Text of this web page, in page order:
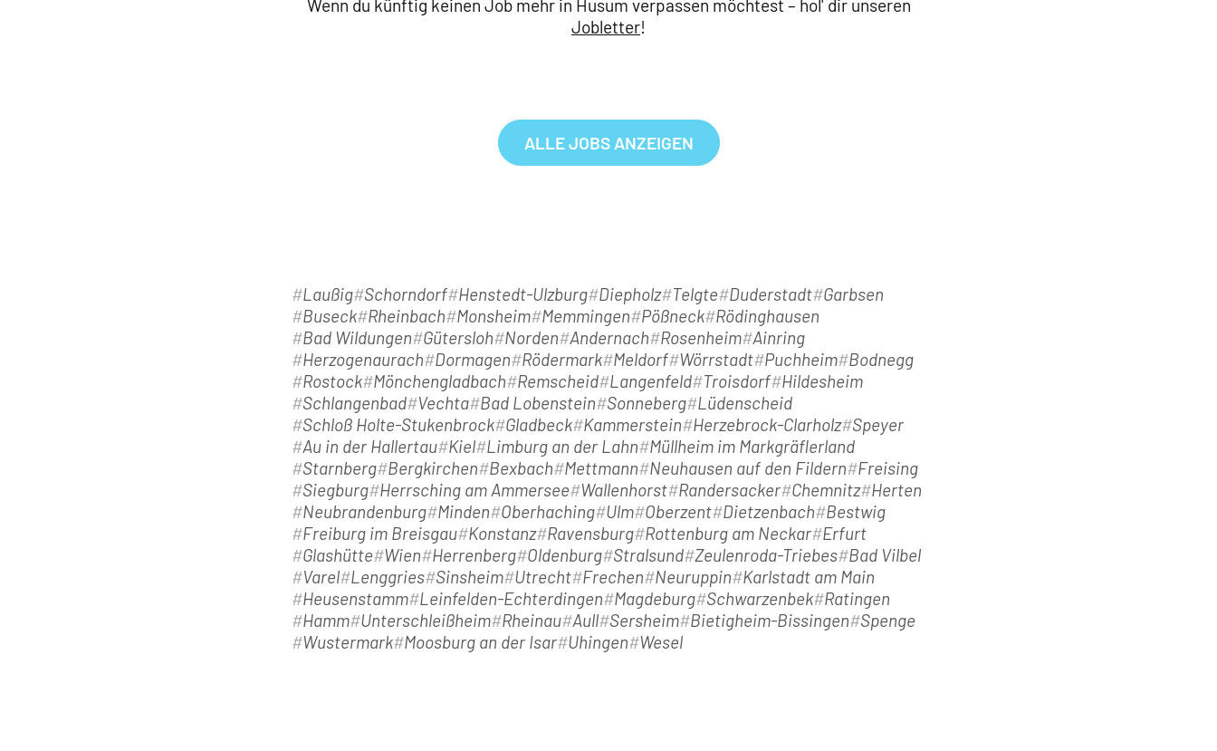
Wenn du künftig keinen Job mehr in Husum verpassen möchtest – hol' dir unseren
Jobletter!
ALLE JOBS ANZEIGEN
Laußig Schorndorf Henstedt-Ulzburg Diepholz Telgte Duderstadt Garbsen
Buseck Rheinbach Monsheim Memmingen Pößneck Rödinghausen
Bad Wildungen
Gütersloh Norden Andernach Rosenheim Ainring
Herzogenaurach
Dormagen Rödermark Meldorf Wörrstadt Puchheim Bodnegg
Rostock Mönchengladbach Remscheid Langenfeld Troisdorf Hildesheim
Schlangenbad
Vechta Bad Lobenstein Sonneberg Lüdenscheid
Schloß Holte-Stukenbrock Gladbeck Kammerstein Herzebrock-Clarholz Speyer
Au in der Hallertau Kiel Limburg an der Lahn
Müllheim im Markgräflerland
Starnberg Bergkirchen Bexbach Mettmann Neuhausen auf den Fildern
Freising
Siegburg Herrsching am Ammersee Wallenhorst Randersacker Chemnitz Herten
Neubrandenburg Minden Oberhaching Ulm Oberzent Dietzenbach
Bestwig
Freiburg im Breisgau Konstanz Ravensburg Rottenburg am Neckar Erfurt
Glashütte
Wien Herrenberg Oldenburg Stralsund Zeulenroda-Triebes Bad Vilbel
Varel Lenggries Sinsheim Utrecht Frechen Neuruppin
Karlstadt am Main
Heusenstamm Leinfelden-Echterdingen Magdeburg Schwarzenbek Ratingen
Hamm Unterschleißheim Rheinau Aull Sersheim Bietigheim-Bissingen
Spenge
Wustermark Moosburg an der Isar Uhingen Wesel